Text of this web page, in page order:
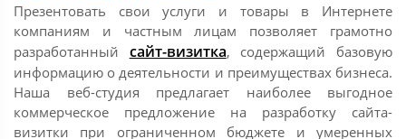
Презентовать свои услуги и товары в Интернете
компаниям и частным лицам позволяет грамотно
разработанный сайт-визитка, содержащий базовую
информацию о деятельности и преимуществах бизнеса.
Наша веб-студия предлагает наиболее выгодное
коммерческое предложение на разработку сайта-
визитки при ограниченном бюджете и умеренных